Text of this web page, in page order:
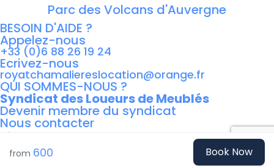
from 600 Book Now
Parc des Volcans d'Auvergne
BESOIN D'AIDE ?
Appelez-nous
+33 (0)6 88 26 19 24
Ecrivez-nous
royatchamaliereslocation@orange.fr
QUI SOMMES-NOUS ?
Syndicat des Loueurs de Meublés
Devenir membre du syndicat
Nous contacter
Gérer mes locations